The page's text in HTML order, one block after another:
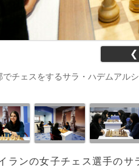
❮
チェスをするサラ・ハデムアル
ランの女子チェス選手の